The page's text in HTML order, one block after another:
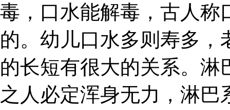
毒，口水能解毒，古人称
的。幼儿口水多则寿多
的长短有很大的关系。
之人必定浑身无力，淋